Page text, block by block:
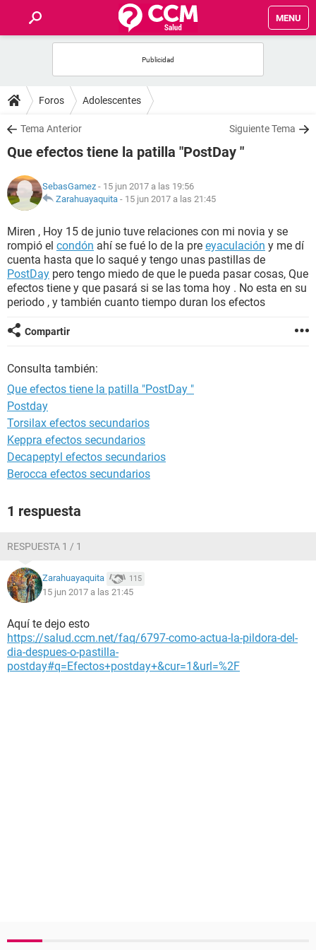
MENU
FOROS
SALUD
FAMILIA
NUTRICIÓN
BIENESTAR
SEXUALIDAD
GLOSARIO
Foros Adolescentes
Tema Anterior Siguiente Tema
Que efectos tiene la patilla "PostDay "
SebasGamez - 15 jun 2017 a las 19:56
Zarahuayaquita - 15 jun 2017 a las 21:45
Miren , Hoy 15 de junio tuve relaciones con mi novia y se
rompió el condón ahí se fué lo de la pre eyaculación y me dí
cuenta hasta que lo saqué y tengo unas pastillas de
PostDay pero tengo miedo de que le pueda pasar cosas, Que
efectos tiene y que pasará si se las toma hoy . No esta en su
periodo , y también cuanto tiempo duran los efectos
Compartir
Consulta también:
Que efectos tiene la patilla "PostDay "
Postday
Torsilax efectos secundarios
Keppra efectos secundarios
Decapeptyl efectos secundarios
Berocca efectos secundarios
1 respuesta
RESPUESTA 1 / 1
Zarahuayaquita 115
15 jun 2017 a las 21:45
Aquí te dejo esto
https://salud.ccm.net/faq/6797-como-actua-la-pildora-del-
dia-despues-o-pastilla-
postday#q=Efectos+postday+&cur=1&url=%2F